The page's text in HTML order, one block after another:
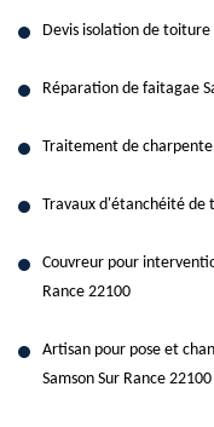
Devis isolation de toiture
Réparation de faitagae
Traitement de charpente
Travaux d'étanchéité de
Couvreur pour
Rance 22100
Artisan pour pose et
Samson Sur Rance 22100